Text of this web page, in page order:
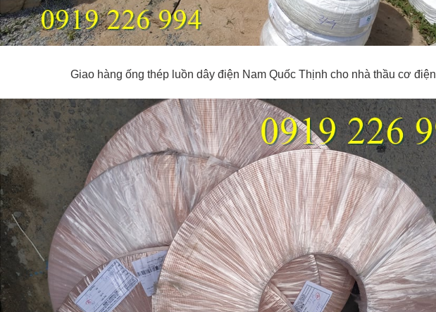
Giao hàng ống thép luồn dây điện Nam Quốc Thịnh cho nhà thầu cơ điện